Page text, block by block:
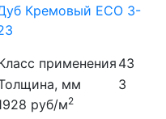
Кремовый ECO 3-
применения 43
мм
3
руб/м2